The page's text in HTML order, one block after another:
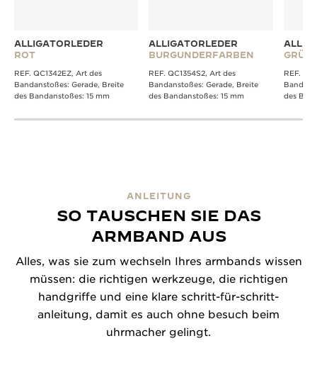
ALLIGATORLEDER
ROT
REF. QC1342EZ, Art des
Bandanstoßes: Gerade, Breite
des Bandanstoßes: 15 mm
ALLIGATORLEDER
BURGUNDERFARBEN
REF. QC1354S2, Art des
Bandanstoßes: Gerade, Breite
des Bandanstoßes: 15 mm
GRÜN
REF.
des
ANLEITUNG
SO TAUSCHEN SIE DAS
ARMBAND AUS
Alles, was sie zum wechseln Ihres armbands wissen
müssen: die richtigen werkzeuge, die richtigen
handgriffe und eine klare schritt-für-schritt-
anleitung, damit es auch ohne besuch beim
uhrmacher gelingt.